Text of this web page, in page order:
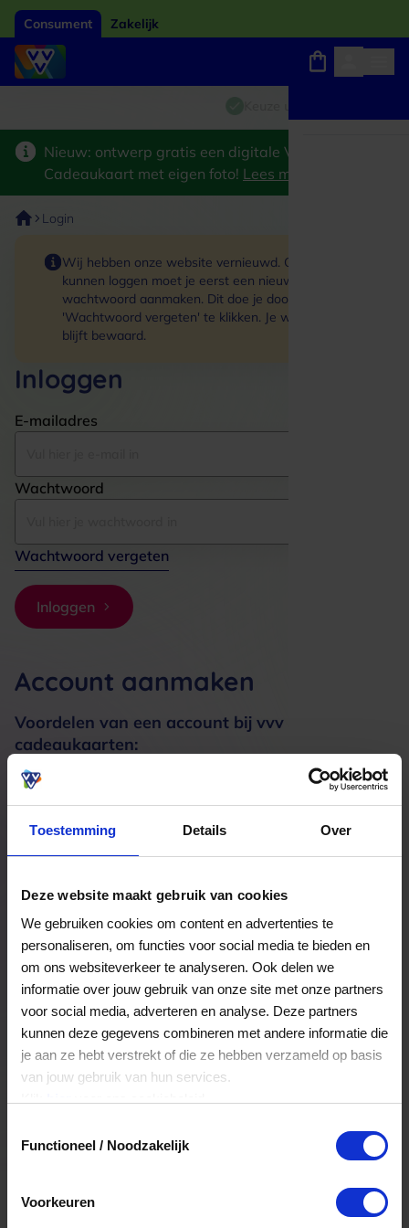
Toestemming Details Over
Deze website maakt gebruik van cookies
We gebruiken cookies om content en advertenties te
personaliseren, om functies voor social media te bieden en
om ons websiteverkeer te analyseren. Ook delen we
informatie over jouw gebruik van onze site met onze partners
voor social media, adverteren en analyse. Deze partners
kunnen deze gegevens combineren met andere informatie die
je aan ze hebt verstrekt of die ze hebben verzameld op basis
van jouw gebruik van hun services.
Functioneel / Noodzakelijk
Voorkeuren
Consument Zakelijk
Nieuw: ontwerp gratis een digitale VVV
Cadeaukaart met eigen foto! Lees meer
Login
Wij hebben onze website vernieuwd. Om in te
kunnen loggen moet je eerst een nieuw
wachtwoord aanmaken. Dit doe je door op de link
'Wachtwoord vergeten' te klikken. Je winkelmand
blijft bewaard.
Inloggen
E-mailadres
Wachtwoord
Wachtwoord vergeten
Inloggen
Account aanmaken
Voordelen van een account bij vvv
cadeaukaarten:
Meerdere adressen registreren
Een bestelling volgen
Nog veel meer...
Maak account aan